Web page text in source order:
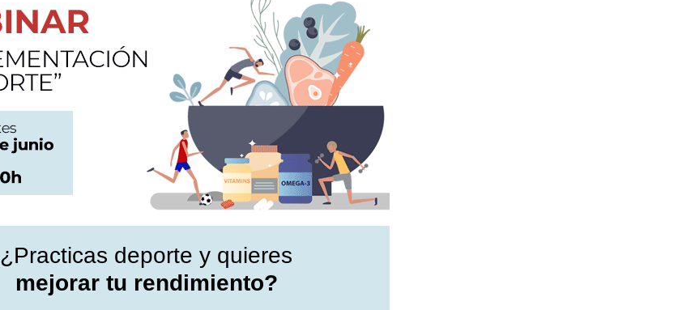
¿Practicas deporte y quieres
mejorar tu rendimiento?